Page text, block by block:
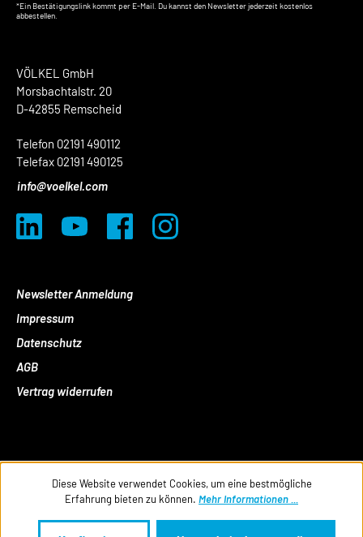
VÖLKEL GmbH
Morsbachtalstr. 20
D-42855 Remscheid
Telefon 02191 490112
Telefax 02191 490125
info@voelkel.com
Newsletter Anmeldung
Impressum
Datenschutz
AGB
Vertrag widerrufen
*Ein Bestätigungslink kommt per E-Mail. Du kannst den Newsletter jederzeit kostenlos
abbestellen.
Diese Website verwendet Cookies, um eine bestmögliche
Erfahrung bieten zu können. Mehr Informationen ...